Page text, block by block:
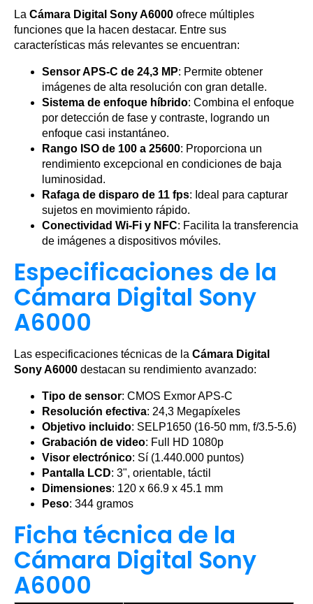
La Cámara Digital Sony A6000 ofrece múltiples
funciones que la hacen destacar. Entre sus
características más relevantes se encuentran:
Sensor APS-C de 24,3 MP: Permite obtener
imágenes de alta resolución con gran detalle.
Sistema de enfoque híbrido: Combina el enfoque
por detección de fase y contraste, logrando un
enfoque casi instantáneo.
Rango ISO de 100 a 25600: Proporciona un
rendimiento excepcional en condiciones de baja
luminosidad.
Rafaga de disparo de 11 fps: Ideal para capturar
sujetos en movimiento rápido.
Conectividad Wi-Fi y NFC: Facilita la transferencia
de imágenes a dispositivos móviles.
Especificaciones de la
Cámara Digital Sony
A6000
Las especificaciones técnicas de la Cámara Digital
Sony A6000 destacan su rendimiento avanzado:
Tipo de sensor: CMOS Exmor APS-C
Resolución efectiva: 24,3 Megapíxeles
Objetivo incluido: SELP1650 (16-50 mm, f/3.5-5.6)
Grabación de video: Full HD 1080p
Visor electrónico: Sí (1.440.000 puntos)
Pantalla LCD: 3", orientable, táctil
Dimensiones: 120 x 66.9 x 45.1 mm
Peso: 344 gramos
Ficha técnica de la
Cámara Digital Sony
A6000